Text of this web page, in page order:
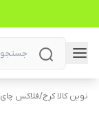
نوین کالا کرج/فلاکس چای